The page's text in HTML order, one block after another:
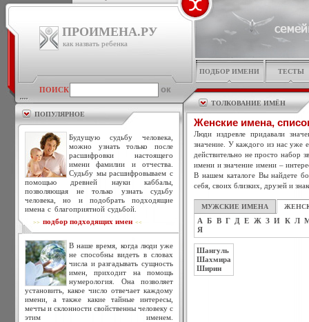
ПРОИМЕНА.РУ
как назвать ребенка
ПОИСК
ПОПУЛЯРНОЕ
Будущую судьбу человека,
можно узнать только после
расшифровки настоящего
имени фамилии и отчества.
Судьбу мы расшифровываем с
помощью древней науки каббалы,
позволяющая не только узнать судьбу
человека, но и подобрать подходящие
имена с благоприятной судьбой.
>> подбор подходящих имен <<
В наше время, когда люди уже
не способны видеть в словах
числа и разгадывать сущность
имен, приходит на помощь
нумерология. Она позволяет
установить, какое число отвечает каждому
имени, а также какие тайные интересы,
мечты и склонности свойственны человеку с
этим именем.
ПОДБОР ИМЕНИ ТЕСТЫ
ТОЛКОВАНИЕ ИМЁН
Женские имена,
Люди издревле придавали
значение. У каждого из нас уже
действительно не просто набор
имени и значение имени –
В нашем каталоге Вы найдете
себя, своих близких, друзей и
МУЖСКИЕ ИМЕНА
А Б В Г Д Е Ж З И К Л
Я
Шангуль
Шахмира
Ширин